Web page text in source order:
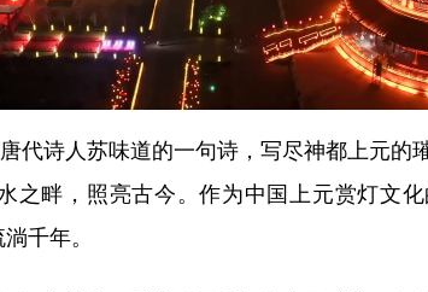
诗人苏味道的一句诗，写尽神都上元的
之畔，照亮古今。作为中国上元赏灯文
千年。